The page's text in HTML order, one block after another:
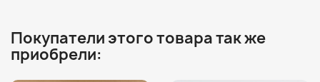
Покупатели этого товара так же
приобрели: